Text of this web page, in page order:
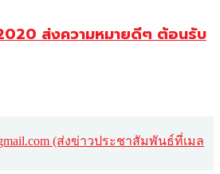
ส่งความหมายดีๆ ต้อนรับ
(ส่งข่าวประชาสัมพันธ์ที่เมล